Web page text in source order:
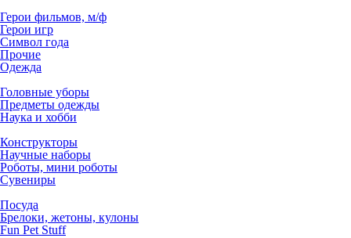
Герои фильмов, м/ф
Герои игр
Символ года
Прочие
Одежда
Головные уборы
Предметы одежды
Наука и хобби
Конструкторы
Научные наборы
Роботы, мини роботы
Сувениры
Посуда
Брелоки, жетоны, кулоны
Fun Pet Stuff